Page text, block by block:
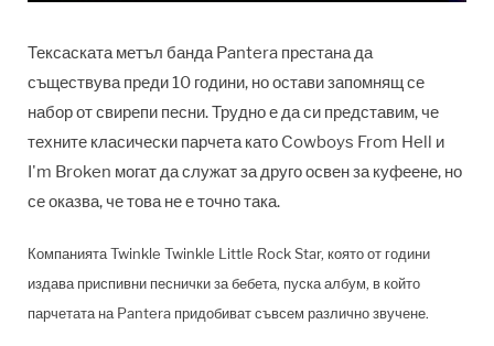
Тексаската метъл банда Pantera престана да
съществува преди 10 години, но остави запомнящ се
набор от свирепи песни. Трудно е да си представим, че
техните класически парчета като Cowboys From Hell и
I'm Broken могат да служат за друго освен за куфеене, но
се оказва, че това не е точно така.
Компанията Twinkle Twinkle Little Rock Star, която от години
издава приспивни песнички за бебета, пуска албум, в който
парчетата на Pantera придобиват съвсем различно звучене.